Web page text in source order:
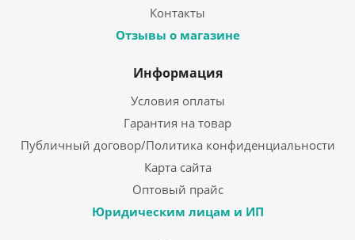
Контакты
Отзывы о магазине
Информация
Условия оплаты
Гарантия на товар
Публичный договор/Политика конфиденциальности
Карта сайта
Оптовый прайс
Юридическим лицам и ИП